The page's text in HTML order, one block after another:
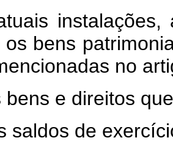
instalações,
os bens
no
bens e direitos
saldos de